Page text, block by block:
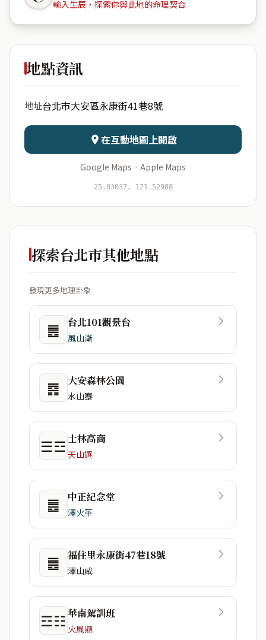
輸入生辰，探索你與此地的命理契合
Da\'an
日期 出生時辰
資料僅用於即時分析，不會儲存於伺服器
地點資訊
地址台北市大安區永康街41巷8號
在互動地圖上開啟
Google Maps · Apple Maps
25.03037, 121.52988
探索台北市其他地點
發現更多地理卦象
䷌ 台北101觀景台
風山漸
䷴ 大安森林公園
水山蹇
☰☲士林高商
天山遯
䷌ 中正紀念堂
澤火革
䷌ 福住里永康街47巷18號
澤山咸
☲☷華南駕訓班
火風鼎